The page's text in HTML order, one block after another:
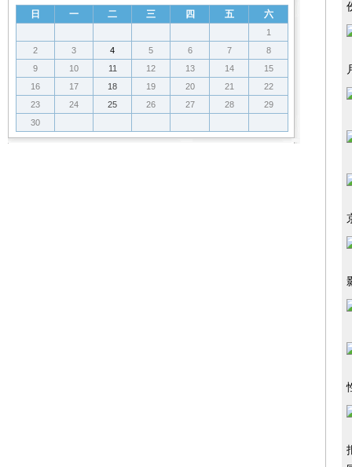
日 一 二 三 四 五 六
1
2
3 4 5 6 7
8
9
10 11 12 13 14
15
16
17 18 19 20 21
22
23
24 25 26 27 28
29
30